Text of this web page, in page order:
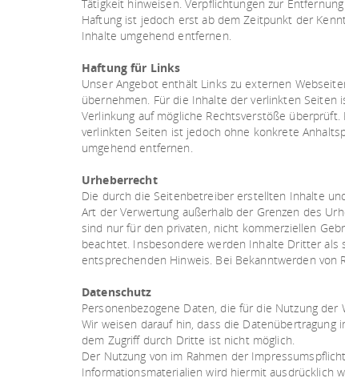
Tätigkeit hinweisen. Verpflichtungen zur
Haftung ist jedoch erst ab dem Zeitpunkt der
Inhalte umgehend entfernen.
Haftung für Links
Unser Angebot enthält Links zu externen
übernehmen. Für die Inhalte der verlinkten
Verlinkung auf mögliche Rechtsverstöße
verlinkten Seiten ist jedoch ohne konkrete
umgehend entfernen.
Urheberrecht
Die durch die Seitenbetreiber erstellten Inhalte
Art der Verwertung außerhalb der Grenzen des
sind nur für den privaten, nicht kommerziellen
beachtet. Insbesondere werden Inhalte Dritter
entsprechenden Hinweis. Bei Bekanntwerden
Datenschutz
Personenbezogene Daten, die für die Nutzung
Wir weisen darauf hin, dass die
dem Zugriff durch Dritte ist nicht möglich.
Der Nutzung von im Rahmen der
Informationsmaterialien wird hiermit ausdrücklich